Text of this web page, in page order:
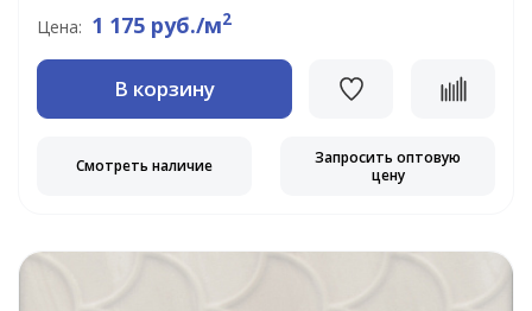
Цена: 1 175 руб./м2
В корзину
Смотреть наличие
Запросить оптовую
цену